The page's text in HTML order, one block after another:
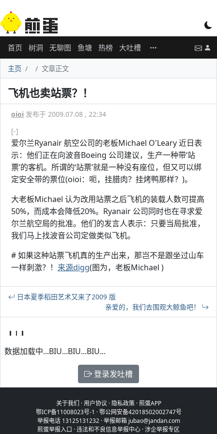
首页 树洞 无聊图 鱼塘 热榜 大吐槽
主页 文章正文
飞机也卖站票？！
oioi 发布于 2009.07.08 , 22:34
[-]
爱尔兰Ryanair 航空公司的老板Michael O'Leary 近日表
示：他们正在向波音Boeing 公司建议，生产一种带‘站
票’的客机。所谓的‘站票’就是一种没有座位，但又可以绑
定安全带的票位(oioi：呃，挂腊肉？挂烤鸭那样？)。
大老板Michael 认为改用站票之后飞机的装载人数可提高
50%，而成本会降低20%。Ryanair 公司同时也在寻求爱
尔兰航空局的批准。他们的发言人表示：只要当局批准，
我们马上找波音公司定做类似飞机。
# 如果这种站票飞机真的生产出来，那岂不是跟坐过山车
一样刺激？！ 来源digg(图为，老板Michael )
日本夏季稻田艺术又来了2009 版
亲爱的，我们去围观大鲸鱼吧！
数据加载中...BIU...BIU...BIU...
登录发吐槽
关于我们 ·用户协议 · 隐私政策·煎蛋APP
鄂ICP备11008023号-1 ·鄂公网安备42018502002747号
举报电话 13125131232 · 举报邮箱 jubao@jandan.com
煎蛋举报入口 ·违法和不良信息举报中心 ·涉企举报专区